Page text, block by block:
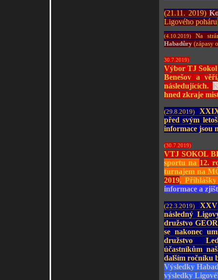
(21.11. 2019)
Ligového poháru
(4.10.2019)
Na
Habadůry (zápasy
30.7.2019)
Výbor TJ Sokol
Benešov a
následujících.
hned zkraje
(29.8.2019)
před svým
informace jsou
(30.7.2019)
VTJ SOKOL
sportu na 12.
turnajem na
2019. Přihlášky
informace a
(22.3.2019)
následný
družstvo
se nakonec
družstvo
účastníkům
dalším ročníku
Výsledky
výsledky